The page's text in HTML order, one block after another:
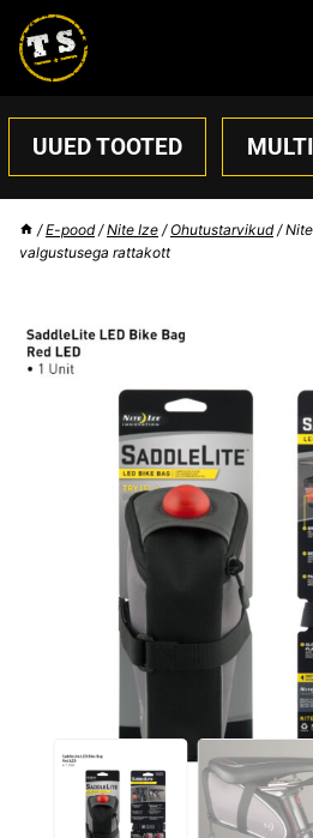
content
UUED TOOTED
/ E-pood / Nite Ize / Ohutustarvikud /
valgustusega rattakott